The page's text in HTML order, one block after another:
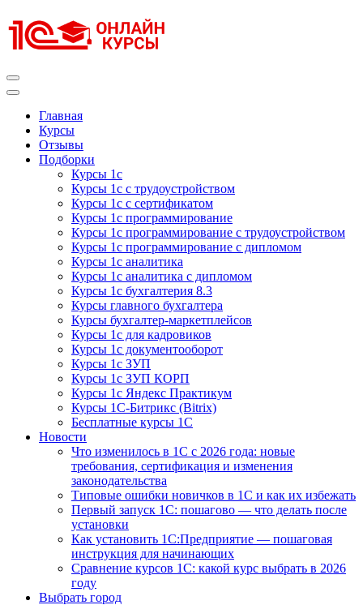
к
содержимому
Главная
Курсы
Отзывы
Подборки
Курсы 1с
Курсы 1с с трудоустройством
Курсы 1с с сертификатом
Курсы 1с программирование
Курсы 1с программирование с трудоустройством
Курсы 1с программирование с дипломом
Курсы 1с аналитика
Курсы 1с аналитика с дипломом
Курсы 1с бухгалтерия 8.3
Курсы главного бухгалтера
Курсы бухгалтер-маркетплейсов
Курсы 1с для кадровиков
Курсы 1с документооборот
Курсы 1с ЗУП
Курсы 1с ЗУП КОРП
Курсы 1с Яндекс Практикум
Курсы 1С-Битрикс (Bitrix)
Бесплатные курсы 1С
Новости
Что изменилось в 1С с 2026 года: новые
требования, сертификация и изменения
законодательства
Типовые ошибки новичков в 1С и как их избежать
Первый запуск 1С: пошагово — что делать после
установки
Как установить 1С:Предприятие — пошаговая
инструкция для начинающих
Сравнение курсов 1С: какой курс выбрать в 2026
году
Выбрать город